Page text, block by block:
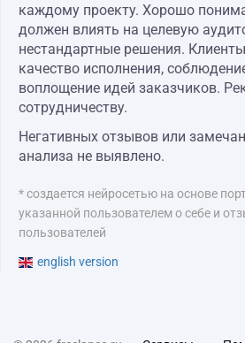
каждому проекту. Хорошо
должен влиять на целевую
нестандартные решения.
качество исполнения,
воплощение идей заказчиков.
сотрудничеству.
Негативных отзывов или
анализа не выявлено.
* создается нейросетью на основе
указанной пользователем о себе и
пользователей
english version